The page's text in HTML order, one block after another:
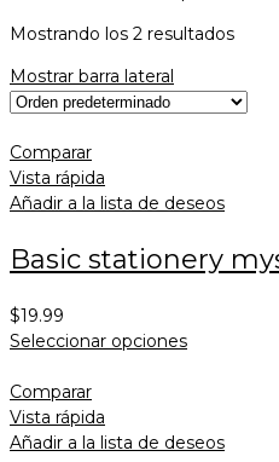
Mostrando los 2 resultados
Mostrar barra lateral
Comparar
Vista rápida
Añadir a la lista de deseos
Basic stationery
$19.99
Seleccionar opciones
Comparar
Vista rápida
Añadir a la lista de deseos